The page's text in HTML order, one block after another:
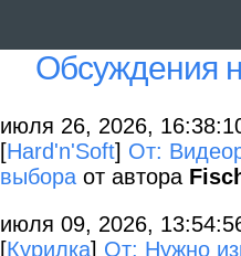
Обсуждения
июля 26, 2026,
[Hard'n'Soft] От:
выбора от автора
июля 09, 2026,
[Курилка] От: Нужно